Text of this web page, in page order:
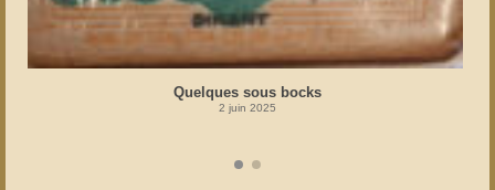
Quelques sous bocks
2 juin 2025